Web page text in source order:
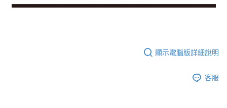
顯示電腦版詳細說明
客服